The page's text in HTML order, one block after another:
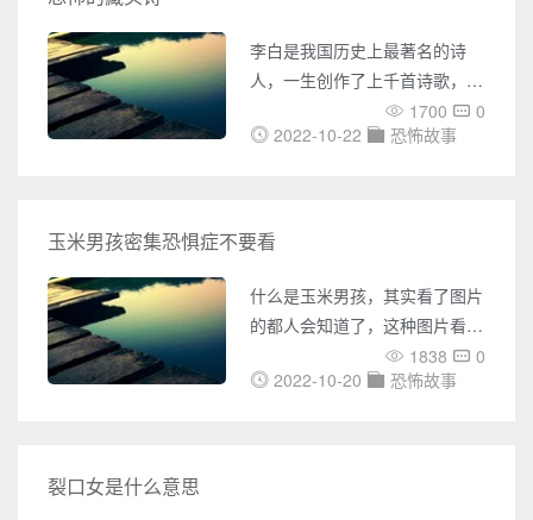
几个人不知从哪冒了出来，那
一下吧。 火棉胶婴儿长大后图
片 网络上没有非常准确的婴儿
长大后的图片，只有小婴儿的图
片，说不定长大了就痊愈了，相
李白是我国历史上最著名的诗
人，一生创作了上千首诗歌，不
过最近网上有传言说李白有很多
都是藏头诗，还十分恐怖，今天
言了马航失踪，这让很多人都惊
叹李白的预言。但其实这一切都
是靠藏头诗生成器实现的，也就
是说这些恐怖的藏头诗是假的。
李白最恐怖的藏头诗 1、《腾
云》（马航失踪） 马腾驾祥
1700
0
2022-10-22
恐怖故事
玉米男孩密集恐惧症不要看
什么是玉米男孩，其实看了图片
的都人会知道了，这种图片看的
人心发麻，浑身都是的玉米粒那
样的东西，甚至让人有恶心的感
1838
0
2022-10-20
恐怖故事
裂口女是什么意思